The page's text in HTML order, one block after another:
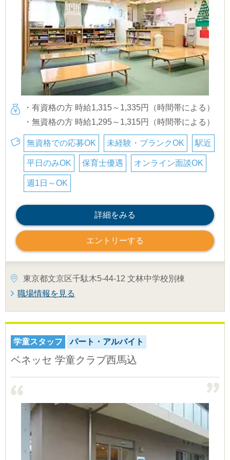
・有資格の方 時給1,315～1,335円（時間帯による）
・無資格の方 時給1,295～1,315円（時間帯による）
無資格での応募OK 未経験・ブランクOK 駅近
平日のみOK 保育士優遇 オンライン面談OK
週1日～OK
詳細をみる
エントリーする
東京都文京区千駄木5-44-12 文林中学校別棟
職場情報を見る
学童スタッフ パート・アルバイト
ベネッセ 学童クラブ西馬込